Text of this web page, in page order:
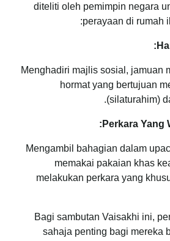
diteliti oleh pemimpin negara
perayaan di rumah
Menghadiri majlis sosial, jamuan
hormat yang bertujuan
(silaturahim)
Perkara Yang
Mengambil bahagian dalam
memakai pakaian khas
melakukan perkara yang
Bagi sambutan Vaisakhi ini,
sahaja penting bagi mereka